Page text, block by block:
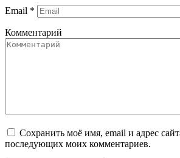
Email *
Комментарий
Сохранить моё имя, email и адрес
последующих моих комментариев.